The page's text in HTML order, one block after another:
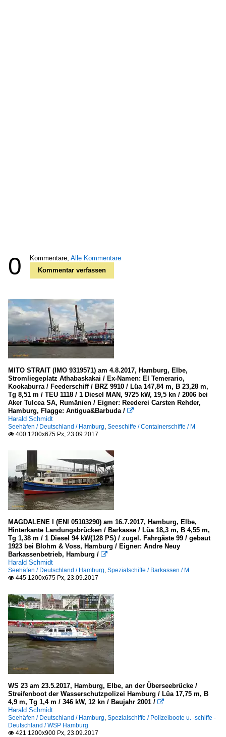
0 Kommentare, Alle Kommentare
Kommentar verfassen
MITO STRAIT (IMO 9319571) am 4.8.2017, Hamburg, Elbe,
Stromliegeplatz Athabaskakai / Ex-Namen: El Temerario,
Kookaburra / Feederschiff / BRZ 9910 / Lüa 147,84 m, B 23,28 m,
Tg 8,51 m / TEU 1118 / 1 Diesel MAN, 9725 kW, 19,5 kn / 2006 bei
Aker Tulcea SA, Rumänien / Eigner: Reederei Carsten Rehder,
Hamburg, Flagge: Antigua&Barbuda / 
Harald Schmidt
Seehäfen / Deutschland / Hamburg, Seeschiffe / Containerschiffe / M
 400 1200x675 Px, 23.09.2017
MAGDALENE I (ENI 05103290) am 16.7.2017, Hamburg, Elbe,
Hinterkante Landungsbrücken / Barkasse / Lüa 18,3 m, B 4,55 m,
Tg 1,38 m / 1 Diesel 94 kW(128 PS) / zugel. Fahrgäste 99 / gebaut
1923 bei Blohm & Voss, Hamburg / Eigner: Andre Neuy
Barkassenbetrieb, Hamburg / 
Harald Schmidt
Seehäfen / Deutschland / Hamburg, Spezialschiffe / Barkassen / M
 445 1200x675 Px, 23.09.2017
WS 23 am 23.5.2017, Hamburg, Elbe, an der Überseebrücke /
Streifenboot der Wasserschutzpolizei Hamburg / Lüa 17,75 m, B
4,9 m, Tg 1,4 m / 346 kW, 12 kn / Baujahr 2001 / 
Harald Schmidt
Seehäfen / Deutschland / Hamburg, Spezialschiffe / Polizeiboote u. -schiffe -
Deutschland / WSP Hamburg
 421 1200x900 Px, 23.09.2017